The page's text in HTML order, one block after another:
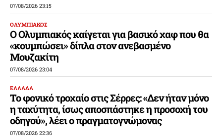
07/08/2026 23:15
ΟΛΥΜΠΙΑΚΟΣ
Ο Ολυμπιακός καίγεται για βασικό χαφ που θα
«κουμπώσει» δίπλα στον ανεβασμένο
Μουζακίτη
07/08/2026 23:04
ΕΛΛΑΔΑ
Το φονικό τροχαίο στις Σέρρες: «Δεν ήταν μόνο
η ταχύτητα, ίσως αποσπάστηκε η προσοχή του
οδηγού», λέει ο πραγματογνώμονας
07/08/2026 22:36